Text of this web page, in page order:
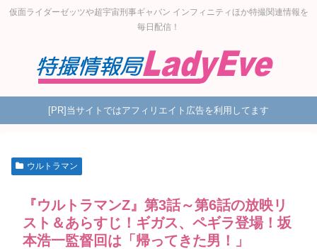
仮面ライダーゼッツや超宇宙刑事ギャバン インフィニティほか特撮関連情報を
毎日配信！
[PR]当サイトではアフィリエイト広告を利用してます
ウルトラマン
『ウルトラマンZ』第3話～第6話の放映リ
スト＆あらすじ！ギガス、ペギラ登場！坂
本浩一監督回は「帰ってきた男！」